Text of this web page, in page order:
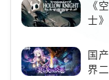
《
士
探
冒险
国
界